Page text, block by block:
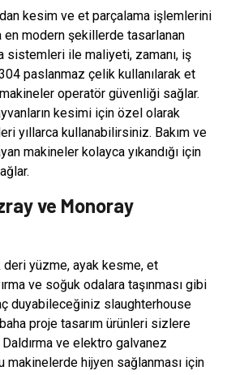
kesim ve et parçalama işlemlerini
en modern şekillerde tasarlanan
sistemleri ile maliyeti, zamanı, iş
paslanmaz çelik kullanılarak et
operatör güvenliği sağlar.
kesimi için özel olarak
yıllarca kullanabilirsiniz. Bakım ve
makineler kolayca yıkandığı için
ve Monoray
yüzme, ayak kesme, et
ve soğuk odalara taşınması gibi
duyabileceğiniz slaughterhouse
proje tasarım ürünleri sizlere
ve elektro galvanez
makinelerde hijyen sağlanması için